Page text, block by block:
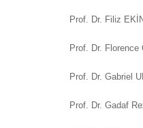
Prof. Dr. Filiz
Prof. Dr.
Prof. Dr. Gabriel
Prof. Dr. Gadaf